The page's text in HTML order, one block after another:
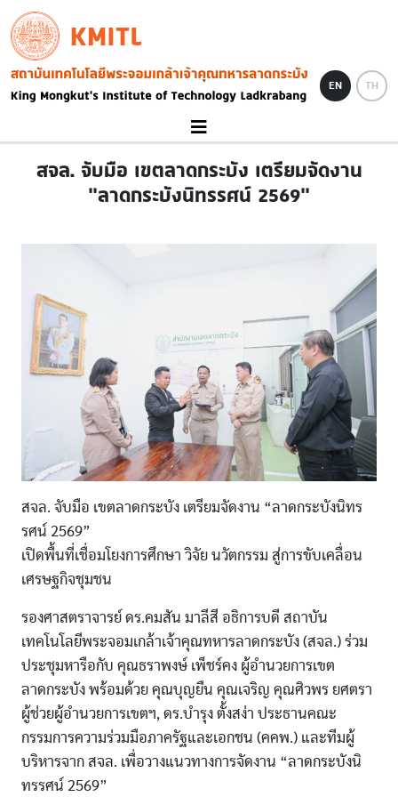
Skip to main content
KMITL
Image
EN TH
สจล. จับมือ เขตลาดกระบัง เตรียมจัดงาน
“ลาดกระบังนิทรรศน์ 2569”
สจล. จับมือ เขตลาดกระบัง เตรียมจัดงาน “ลาดกระบังนิทร
รศน์ 2569”
เปิดพื้นที่เชื่อมโยงการศึกษา วิจัย นวัตกรรม สู่การขับเคลื่อน
เศรษฐกิจชุมชน
รองศาสตราจารย์ ดร.คมสัน มาลีสี อธิการบดี สถาบัน
เทคโนโลยีพระจอมเกล้าเจ้าคุณทหารลาดกระบัง (สจล.) ร่วม
ประชุมหารือกับ คุณธราพงษ์ เพ็ชร์คง ผู้อำนวยการเขต
ลาดกระบัง พร้อมด้วย คุณบุญยืน คุณเจริญ คุณศิวพร ยศตรา
ผู้ช่วยผู้อำนวยการเขตฯ, ดร.บำรุง ตั้งสง่า ประธานคณะ
กรรมการความร่วมมือภาครัฐและเอกชน (คคพ.) และทีมผู้
บริหารจาก สจล. เพื่อวางแนวทางการจัดงาน “ลาดกระบังนิ
ทรรศน์ 2569”